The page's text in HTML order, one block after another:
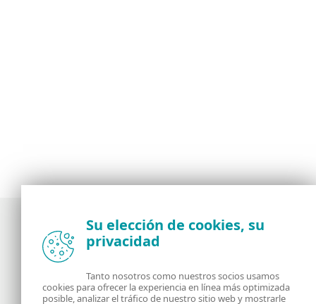
Noticias, opiniones y análisis de la comunidad de
seguridad de ESET
Su elección de cookies, su
privacidad
Tanto nosotros como nuestros socios usamos
cookies para ofrecer la experiencia en línea más optimizada
posible, analizar el tráfico de nuestro sitio web y mostrarle